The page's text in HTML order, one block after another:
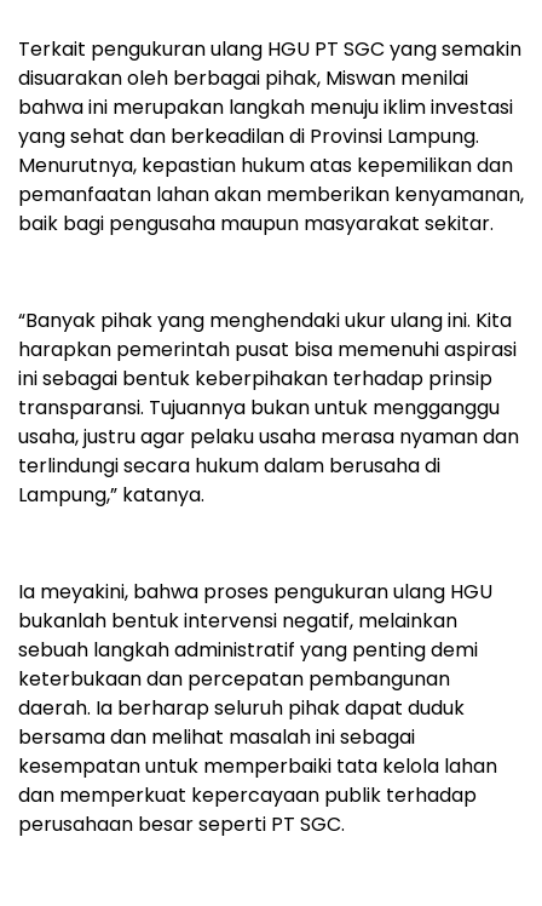
Terkait pengukuran ulang HGU PT SGC yang semakin
disuarakan oleh berbagai pihak, Miswan menilai
bahwa ini merupakan langkah menuju iklim investasi
yang sehat dan berkeadilan di Provinsi Lampung.
Menurutnya, kepastian hukum atas kepemilikan dan
pemanfaatan lahan akan memberikan kenyamanan,
baik bagi pengusaha maupun masyarakat sekitar.
“Banyak pihak yang menghendaki ukur ulang ini. Kita
harapkan pemerintah pusat bisa memenuhi aspirasi
ini sebagai bentuk keberpihakan terhadap prinsip
transparansi. Tujuannya bukan untuk mengganggu
usaha, justru agar pelaku usaha merasa nyaman dan
terlindungi secara hukum dalam berusaha di
Lampung,” katanya.
Ia meyakini, bahwa proses pengukuran ulang HGU
bukanlah bentuk intervensi negatif, melainkan
sebuah langkah administratif yang penting demi
keterbukaan dan percepatan pembangunan
daerah. Ia berharap seluruh pihak dapat duduk
bersama dan melihat masalah ini sebagai
kesempatan untuk memperbaiki tata kelola lahan
dan memperkuat kepercayaan publik terhadap
perusahaan besar seperti PT SGC.